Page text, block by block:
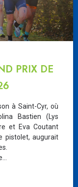
PRIX DE
à Saint-Cyr, où
Bastien (Lys
et Eva Coutant
pistolet, augurait